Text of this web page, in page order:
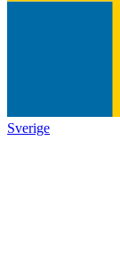
Sverige